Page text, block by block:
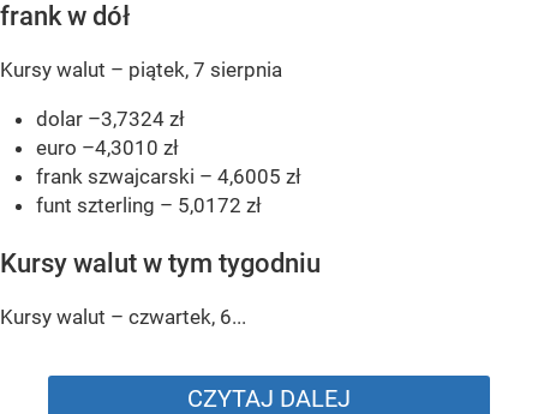
frank w dół
Kursy walut – piątek, 7 sierpnia
dolar –3,7324 zł
euro –4,3010 zł
frank szwajcarski – 4,6005 zł
funt szterling – 5,0172 zł
Kursy walut w tym tygodniu
Kursy walut – czwartek, 6...
CZYTAJ DALEJ